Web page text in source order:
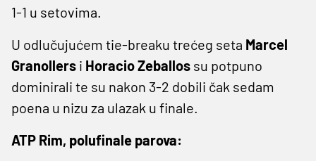
1-1 u setovima.
U odlučujućem tie-breaku trećeg seta Marcel
Granollers i Horacio Zeballos su potpuno
dominirali te su nakon 3-2 dobili čak sedam
poena u nizu za ulazak u finale.
ATP Rim, polufinale parova: